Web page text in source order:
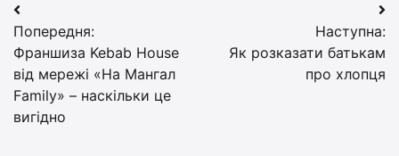
Навігація
записів
Попередня:
Франшиза Kebab House
від мережі «На Мангал
Family» – наскільки це
вигідно
Наступна:
Як розказати батькам
про хлопця